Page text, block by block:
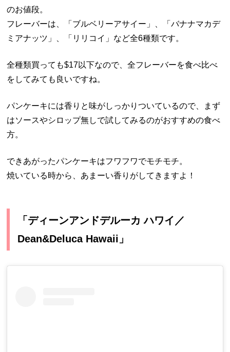
のお値段。
フレーバーは、「ブルベリーアサイー」、「バナナマカデ
ミアナッツ」、「リリコイ」など全6種類です。
全種類買っても$17以下なので、全フレーバーを食べ比べ
をしてみても良いですね。
パンケーキには香りと味がしっかりついているので、まず
はソースやシロップ無しで試してみるのがおすすめの食べ
方。
できあがったパンケーキはフワフワでモチモチ。
焼いている時から、あまーい香りがしてきますよ！
「ディーンアンドデルーカ ハワイ／
Dean&Deluca Hawaii」